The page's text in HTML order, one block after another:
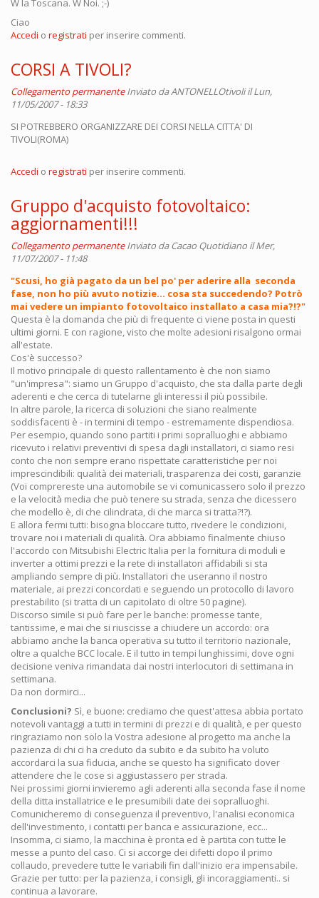
Ciao
Accedi o registrati per inserire commenti.
CORSI A TIVOLI?
Collegamento permanente Inviato daANTONELLOtivoliil Lun,
11/05/2007 - 18:33
SI POTREBBERO ORGANIZZARE DEI CORSI NELLA CITTA' DI
TIVOLI(ROMA)
Accedi o registrati per inserire commenti.
Gruppo d'acquisto fotovoltaico:
aggiornamenti!!!
Collegamento permanente Inviato daCacao Quotidiano il Mer,
11/07/2007 - 11:48
"Scusi, ho già pagato da un bel po' per aderire alla seconda
fase, non ho più avuto notizie... cosa sta succedendo? Potrò
mai vedere un impianto fotovoltaico installato a casa mia?!?"
Questa è la domanda che più di frequente ci viene posta in questi
ultimi giorni. E con ragione, visto che molte adesioni risalgono ormai
all'estate.
Cos'è successo?
Il motivo principale di questo rallentamento è che non siamo
"un'impresa": siamo un Gruppo d'acquisto, che sta dalla parte degli
aderenti e che cerca di tutelarne gli interessi il più possibile.
In altre parole, la ricerca di soluzioni che siano realmente
soddisfacenti è - in termini di tempo - estremamente dispendiosa.
Per esempio, quando sono partiti i primi sopralluoghi e abbiamo
ricevuto i relativi preventivi di spesa dagli installatori, ci siamo resi
conto che non sempre erano rispettate caratteristiche per noi
imprescindibili: qualità dei materiali, trasparenza dei costi, garanzie
(Voi comprereste una automobile se vi comunicassero solo il prezzo
e la velocità media che può tenere su strada, senza che dicessero
che modello è, di che cilindrata, di che marca si tratta?!?).
E allora fermi tutti: bisogna bloccare tutto, rivedere le condizioni,
trovare noi i materiali di qualità. Ora abbiamo finalmente chiuso
l'accordo con Mitsubishi Electric Italia per la fornitura di moduli e
inverter a ottimi prezzi e la rete di installatori affidabili si sta
ampliando sempre di più. Installatori che useranno il nostro
materiale, ai prezzi concordati e seguendo un protocollo di lavoro
prestabilito (si tratta di un capitolato di oltre 50 pagine).
Discorso simile si può fare per le banche: promesse tante,
tantissime, e mai che si riuscisse a chiudere un accordo: ora
abbiamo anche la banca operativa su tutto il territorio nazionale,
oltre a qualche BCC locale. E il tutto in tempi lunghissimi, dove ogni
decisione veniva rimandata dai nostri interlocutori di settimana in
settimana.
Da non dormirci...
Conclusioni? Sì, e buone: crediamo che quest'attesa abbia portato
notevoli vantaggi a tutti in termini di prezzi e di qualità, e per questo
ringraziamo non solo la Vostra adesione al progetto ma anche la
pazienza di chi ci ha creduto da subito e da subito ha voluto
accordarci la sua fiducia, anche se questo ha significato dover
attendere che le cose si aggiustassero per strada.
Nei prossimi giorni invieremo agli aderenti alla seconda fase il nome
della ditta installatrice e le presumibili date dei sopralluoghi.
Comunicheremo di conseguenza il preventivo, l'analisi economica
dell'investimento, i contatti per banca e assicurazione, ecc...
Insomma, ci siamo, la macchina è pronta ed è partita con tutte le
messe a punto del caso. Ci si accorge dei difetti dopo il primo
collaudo, prevedere tutte le variabili fin dall'inizio era impensabile.
Grazie per tutto: per la pazienza, i consigli, gli incoraggiamenti.. si
continua a lavorare.